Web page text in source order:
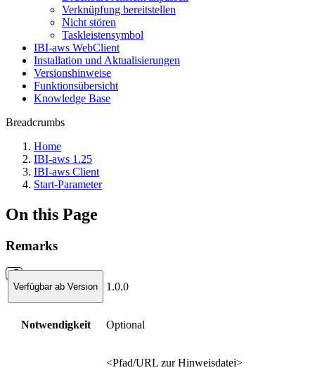
Verknüpfung bereitstellen
Nicht stören
Taskleistensymbol
IBI-aws WebClient
Installation und Aktualisierungen
Versionshinweise
Funktionsübersicht
Knowledge Base
Breadcrumbs
Home
IBI-aws 1.25
IBI-aws Client
Start-Parameter
On this Page
Remarks
Verfügbar ab Version 1.0.0
Notwendigkeit Optional
<Pfad/URL zur Hinweisdatei>